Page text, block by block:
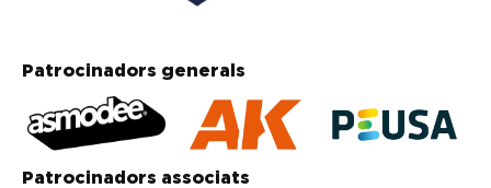
Patrocinadors generals
Patrocinadors associats